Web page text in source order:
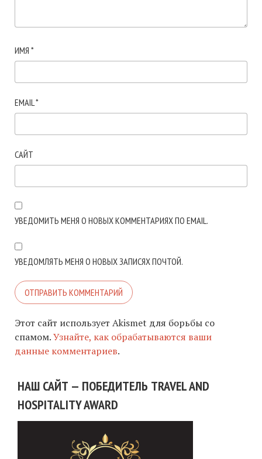
ИМЯ *
EMAIL *
САЙТ
УВЕДОМИТЬ МЕНЯ О НОВЫХ КОММЕНТАРИЯХ ПО EMAIL.
УВЕДОМЛЯТЬ МЕНЯ О НОВЫХ ЗАПИСЯХ ПОЧТОЙ.
Этот сайт использует Akismet для борьбы со
спамом.Узнайте, как обрабатываются ваши
данные комментариев.
НАШ САЙТ — ПОБЕДИТЕЛЬ TRAVEL AND
HOSPITALITY AWARD